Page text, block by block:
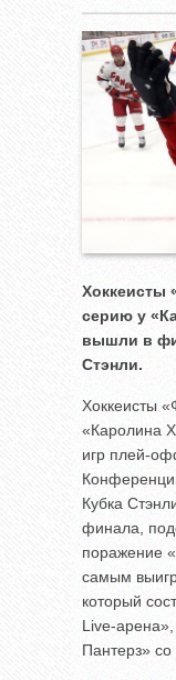
Хоккеисты
серию у
вышли в
Стэнли.
Хоккеисты
«Каролина
игр плей-
Кубка
финала,
поражение
самым
который
Live-
Пантерз» со